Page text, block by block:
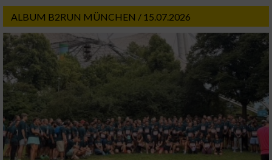
ALBUM B2RUN MÜNCHEN / 15.07.2026